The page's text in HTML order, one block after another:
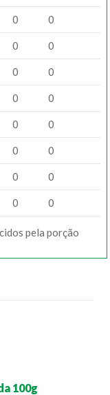
0 0
0 0
0 0
0 0
0 0
0 0
0 0
0 0
pela porção
100g